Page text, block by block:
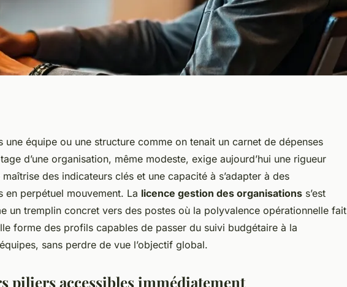
avec un
organisations
une équipe ou une structure comme on tenait un carnet de dépenses
d’une organisation, même modeste, exige aujourd’hui une rigueur
des indicateurs clés et une capacité à s’adapter à des
en perpétuel mouvement. La licence gestion des organisations s’est
un tremplin concret vers des postes où la polyvalence opérationnelle fait
forme des profils capables de passer du suivi budgétaire à la
sans perdre de vue l’objectif global.
piliers accessibles immédiatement